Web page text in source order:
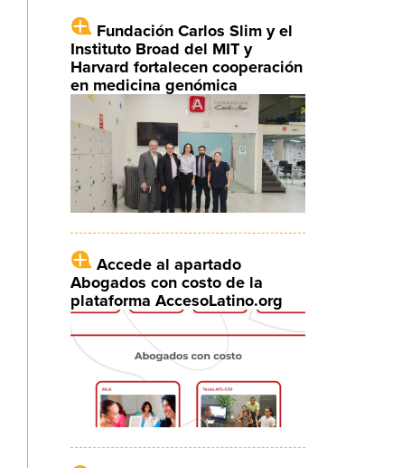
Fundación Carlos Slim y el
Instituto Broad del MIT y
Harvard fortalecen cooperación
en medicina genómica
Accede al apartado
Abogados con costo de la
plataforma AccesoLatino.org